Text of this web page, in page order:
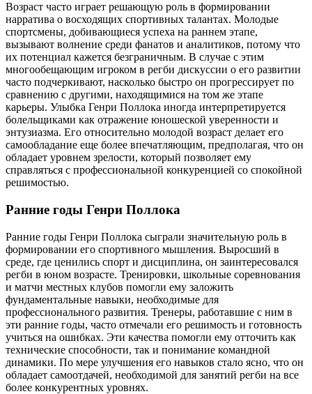
Возраст часто играет решающую роль в формировании
нарратива о восходящих спортивных талантах. Молодые
спортсмены, добивающиеся успеха на раннем этапе,
вызывают волнение среди фанатов и аналитиков, потому что
их потенциал кажется безграничным. В случае с этим
многообещающим игроком в регби дискуссии о его развитии
часто подчеркивают, насколько быстро он прогрессирует по
сравнению с другими, находящимися на том же этапе
карьеры. Улыбка Генри Поллока иногда интерпретируется
болельщиками как отражение юношеской уверенности и
энтузиазма. Его относительно молодой возраст делает его
самообладание еще более впечатляющим, предполагая, что он
обладает уровнем зрелости, который позволяет ему
справляться с профессиональной конкуренцией со спокойной
решимостью.
Ранние годы Генри Поллока
Ранние годы Генри Поллока сыграли значительную роль в
формировании его спортивного мышления. Выросший в
среде, где ценились спорт и дисциплина, он заинтересовался
регби в юном возрасте. Тренировки, школьные соревнования
и матчи местных клубов помогли ему заложить
фундаментальные навыки, необходимые для
профессионального развития. Тренеры, работавшие с ним в
эти ранние годы, часто отмечали его решимость и готовность
учиться на ошибках. Эти качества помогли ему отточить как
технические способности, так и понимание командной
динамики. По мере улучшения его навыков стало ясно, что он
обладает самоотдачей, необходимой для занятий регби на все
более конкурентных уровнях.